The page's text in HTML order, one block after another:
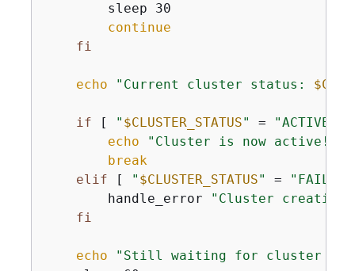
        sleep 30
continue
fi
echo "Current cluster status:
if [ " $CLUSTER_STATUS" = "ACTIVE"
echo
"Cluster is now active!"
break
elif [ " $CLUSTER_STATUS" = "FAILED"
        handle_error
"Cluster
fi
echo
"Still waiting for cluster to